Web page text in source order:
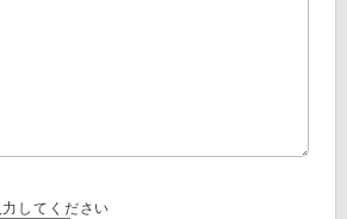
力してください